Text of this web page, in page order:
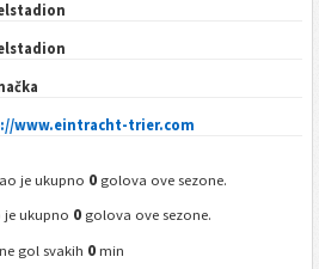
www.eintracht-trier.com
je ukupno 0 golova ove sezone.
ukupno 0 golova ove sezone.
gol svakih 0 min